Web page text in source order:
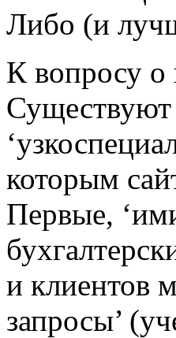
Либо (и
К вопросу о
Существуют
которым
Первые,
и клиентов
запросы’